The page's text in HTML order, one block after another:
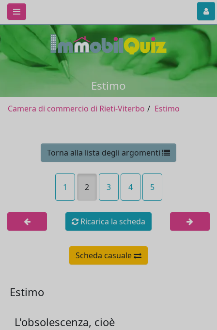
Estimo
Camera di commercio di Rieti-Viterbo Estimo
Torna alla lista degli argomenti
1 2 3 4 5
Ricarica la scheda
Scheda casuale
Estimo
L'obsolescenza, cioè